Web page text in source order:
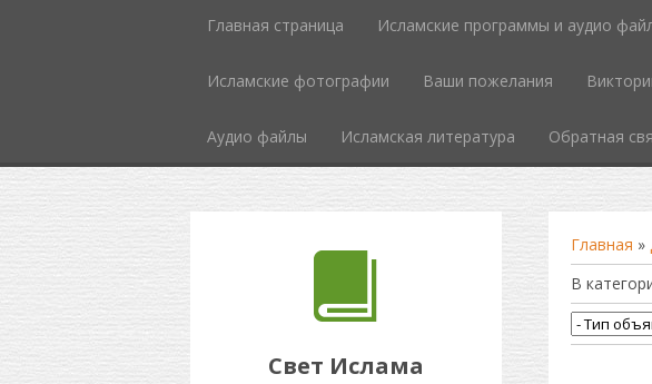
Главная страница Исламские программы и аудио
Исламcкие фотографии Ваши пожелания
Аудио файлы Исламская литература Обратная
Свет Ислама
Главная »
В